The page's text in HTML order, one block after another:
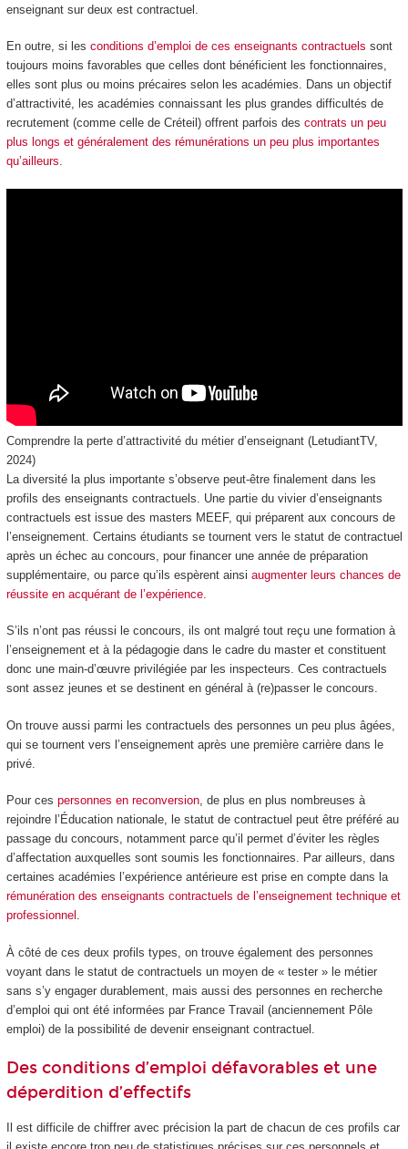
enseignant sur deux est contractuel.
En outre, si les conditions d’emploi de ces enseignants contractuels sont
toujours moins favorables que celles dont bénéficient les fonctionnaires,
elles sont plus ou moins précaires selon les académies. Dans un objectif
d’attractivité, les académies connaissant les plus grandes difficultés de
recrutement (comme celle de Créteil) offrent parfois des contrats un peu
plus longs et généralement des rémunérations un peu plus importantes
qu’ailleurs.
Comprendre la perte d’attractivité du métier d’enseignant (LetudiantTV,
2024)
La diversité la plus importante s’observe peut-être finalement dans les
profils des enseignants contractuels. Une partie du vivier d’enseignants
contractuels est issue des masters MEEF, qui préparent aux concours de
l’enseignement. Certains étudiants se tournent vers le statut de contractuel
après un échec au concours, pour financer une année de préparation
supplémentaire, ou parce qu’ils espèrent ainsi augmenter leurs chances de
réussite en acquérant de l’expérience.
S’ils n’ont pas réussi le concours, ils ont malgré tout reçu une formation à
l’enseignement et à la pédagogie dans le cadre du master et constituent
donc une main-d’œuvre privilégiée par les inspecteurs. Ces contractuels
sont assez jeunes et se destinent en général à (re)passer le concours.
On trouve aussi parmi les contractuels des personnes un peu plus âgées,
qui se tournent vers l’enseignement après une première carrière dans le
privé.
Pour ces personnes en reconversion, de plus en plus nombreuses à
rejoindre l’Éducation nationale, le statut de contractuel peut être préféré au
passage du concours, notamment parce qu’il permet d’éviter les règles
d’affectation auxquelles sont soumis les fonctionnaires. Par ailleurs, dans
certaines académies l’expérience antérieure est prise en compte dans la
rémunération des enseignants contractuels de l’enseignement technique et
professionnel .
À côté de ces deux profils types, on trouve également des personnes
voyant dans le statut de contractuels un moyen de « tester » le métier
sans s’y engager durablement, mais aussi des personnes en recherche
d’emploi qui ont été informées par France Travail (anciennement Pôle
emploi) de la possibilité de devenir enseignant contractuel.
Des conditions d’emploi défavorables et une
déperdition d’effectifs
Il est difficile de chiffrer avec précision la part de chacun de ces profils car